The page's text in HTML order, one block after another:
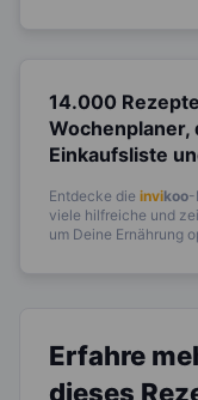
14.000
Wochenplaner,
Einkaufsliste
Entdecke die invikoo-
viele hilfreiche und
um Deine Ernährung
Erfahre
dieses